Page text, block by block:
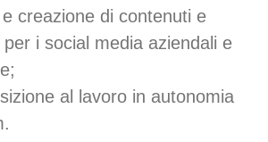
creazione di contenuti e
i social media aziendali e
al lavoro in autonomia